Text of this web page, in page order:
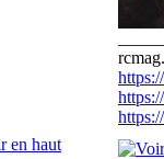
en haut